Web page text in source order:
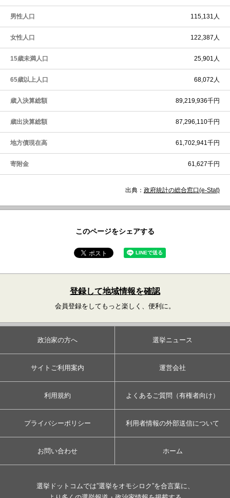
男性人口 115,131人
女性人口 122,387人
15歳未満人口 25,901人
65歳以上人口 68,072人
歳入決算総額 89,219,936千円
歳出決算総額 87,296,110千円
地方債現在高 61,702,941千円
寄附金 61,627千円
出典： 政府統計の総合窓口(e-Stat)
このページをシェアする
登録して地域情報を確認
会員登録をしてもっと楽しく、便利に。
政治家の方へ 選挙ニュース
サイトご利用案内 運営会社
利用規約 よくあるご質問（有権者向け）
プライバシーポリシー 利用者情報の外部送信について
お問い合わせ ホーム
選挙ドットコムでは”選挙をオモシロク”を合言葉に、